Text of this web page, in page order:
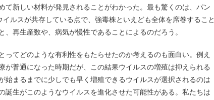
て新しい材料が発見されることがわかった。最も驚くのは、パン
ルスが共存している点で、強毒株といえども全体を席巻すること
、再生産数や、病気が慢性であることによるのだろう。
ってどのような有利性をもたらせたのか考えるのも面白い。例え
が普通になった時期だが、この結果ウイルスの増殖は抑えられる
始まるまでに少しでも早く増殖できるウイルスが選択されるのは
誕生がこのようなウイルスを進化させた可能性がある。私たちは